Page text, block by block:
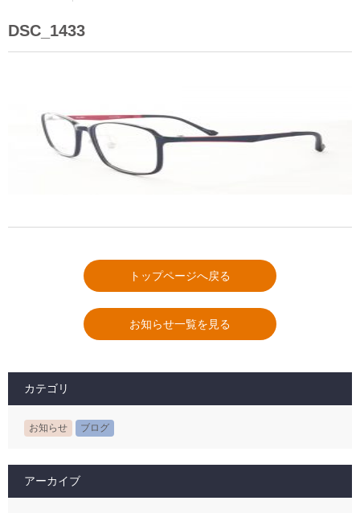
DSC_1433
トップページへ戻る
お知らせ一覧を見る
カテゴリ
お知らせ ブログ
アーカイブ